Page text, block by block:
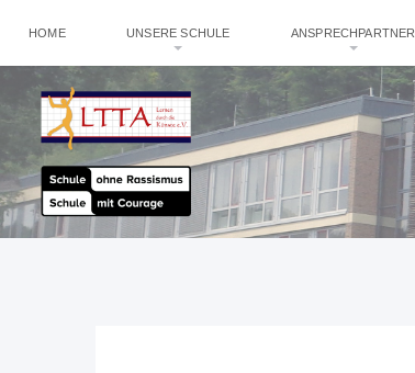
HOME UNSERE SCHULE ANSPRECHPARTNER